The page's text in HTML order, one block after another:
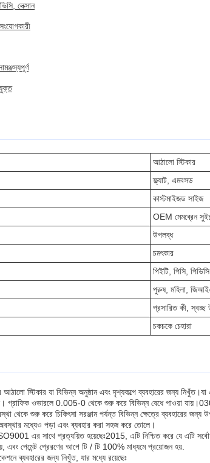
লেক্সান
আঠালো স্টিকার
ফ্ল্যাট, এমবসড
কাস্টমাইজড সাইজ
OEM মেমব্রেন
উপলব্ধ
চমৎকার
পিইটি, পিসি,
পুরুষ, মহিলা,
প্রসারিত কী, স্বচ্ছ
চকচকে চেহারা
স্টিকার যা বিভিন্ন অনুষ্ঠান এবং দৃশ্যকল্পে ব্যবহারের জন্য
গ্রাফিক ওভারলে 0.005-0 থেকে শুরু করে বিভিন্ন বেধে পাওয়া
থেকে শুরু করে চিকিৎসা সরঞ্জাম পর্যন্ত বিভিন্ন ক্ষেত্রে
মধ্যেও পড়া এবং ব্যবহার করা সহজ করে তোলে।
এর সাথে প্রত্যয়িত হয়েছেঃ2015, এটি নিশ্চিত করে যে এটি
এবং পেমেন্ট প্রেরণের আগে টি / টি 100% মাধ্যমে প্রয়োজন হয়.
ব্যবহারের জন্য নিখুঁত, যার মধ্যে রয়েছেঃ